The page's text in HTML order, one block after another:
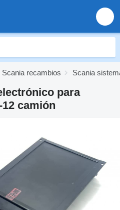
Scania recambios Scania
para
12 camión